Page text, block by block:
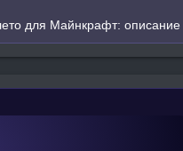
для Майнкрафт: описание